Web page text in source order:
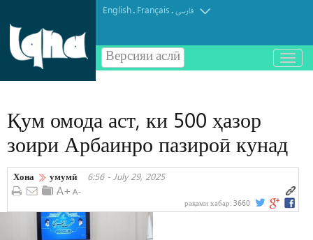
English. Français.فارسی
Версияи аслӣ
باز
و
Қум омода аст, ки 500 ҳазор
зоири Арбаинро пазироӣ кунад
Хона умумӣ 6:56 - July 29, 2025
рақами хабар: 3660